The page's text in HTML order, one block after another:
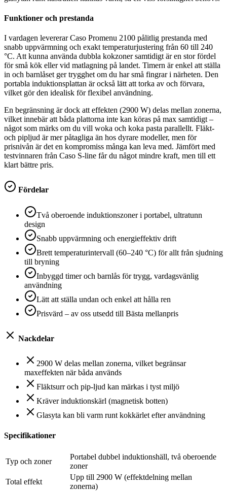
Funktioner och prestanda
I vardagen levererar Caso Promenu 2100 pålitlig prestanda med
snabb uppvärmning och exakt temperaturjustering från 60 till 240
°C. Att kunna använda dubbla kokzoner samtidigt är en stor fördel
för små kök eller vid matlagning på landet. Timern är enkel att ställa
in och barnlåset ger trygghet om du har små fingrar i närheten. Den
portabla induktionsplattan är också lätt att torka av och förvara,
vilket gör den idealisk för flexibel användning.
En begränsning är dock att effekten (2900 W) delas mellan zonerna,
vilket innebär att båda plattorna inte kan köras på max samtidigt –
något som märks om du vill woka och koka pasta parallellt. Fläkt-
och pipljud är mer påtagliga än hos dyrare modeller, men för
prisnivån är det en kompromiss många kan leva med. Jämfört med
testvinnaren från Caso S-line får du något mindre kraft, men till ett
klart bättre pris.
Fördelar
Två oberoende induktionszoner i portabel, ultratunn
design
Snabb uppvärmning och energieffektiv drift
Brett temperaturintervall (60–240 °C) för allt från sjudning
till bryning
Inbyggd timer och barnlås för trygg, vardagsvänlig
användning
Lätt att ställa undan och enkel att hålla ren
Prisvärd – av oss utsedd till Bästa mellanpris
Nackdelar
2900 W delas mellan zonerna, vilket begränsar
maxeffekten när båda används
Fläktsurr och pip-ljud kan märkas i tyst miljö
Kräver induktionskärl (magnetisk botten)
Glasyta kan bli varm runt kokkärlet efter användning
Specifikationer
Typ och zoner
Portabel dubbel induktionshäll, två oberoende
zoner
Total effekt
Upp till 2900 W (effektdelning mellan
zonerna)